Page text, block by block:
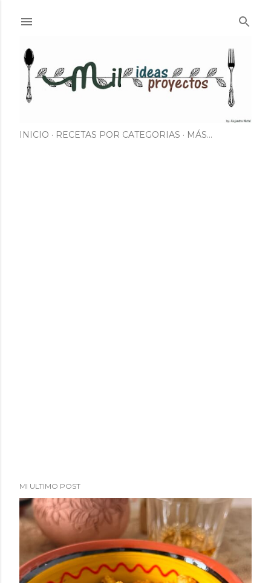
INICIO RECETAS POR CATEGORIAS MÁS…
MI ULTIMO POST